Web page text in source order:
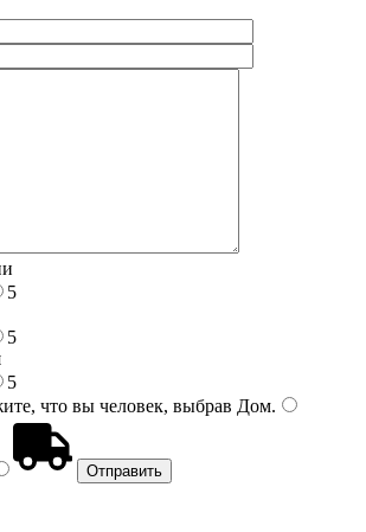
5
5
5
что вы человек, выбрав Дом.